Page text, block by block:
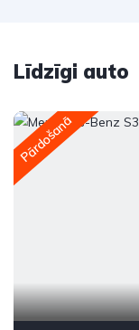
Līdzīgi auto
Pārdošanā